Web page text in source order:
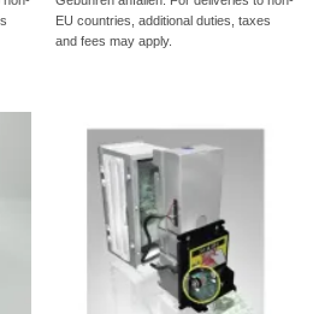
EU countries, additional duties, taxes
and fees may apply.